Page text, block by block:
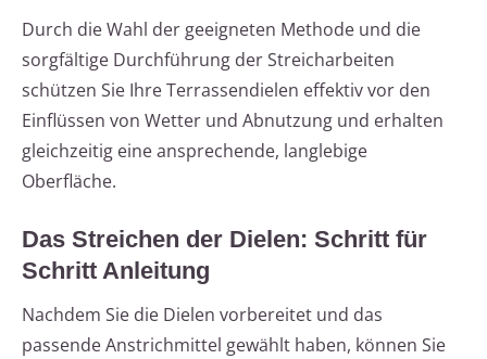
Durch die Wahl der geeigneten Methode und die
sorgfältige Durchführung der Streicharbeiten
schützen Sie Ihre Terrassendielen effektiv vor den
Einflüssen von Wetter und Abnutzung und erhalten
gleichzeitig eine ansprechende, langlebige
Oberfläche.
Das Streichen der Dielen: Schritt für
Schritt Anleitung
Nachdem Sie die Dielen vorbereitet und das
passende Anstrichmittel gewählt haben, können Sie